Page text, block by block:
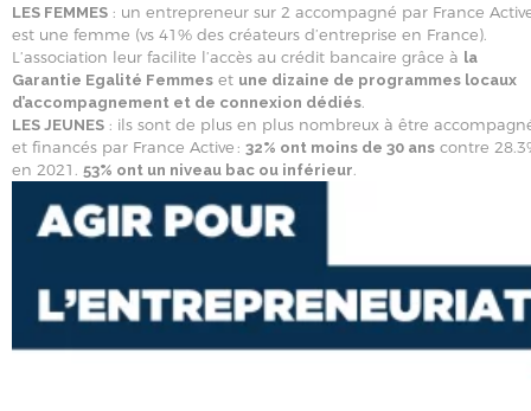
LES FEMMES : un entrepreneur sur 2 accompagné par France
est une femme (vs 41% des créateurs d’entreprise en France).
L’association leur facilite l’accès au crédit bancaire grâce à la
Garantie Egalité Femmes et une dizaine de programmes locaux
d’accompagnement et de connexion dédiés
LES JEUNES : ils sont de plus en plus nombreux à être
et financés par France Active : 32% ont moins de 30 ans contre
en 2021. 53% ont un niveau bac ou inférieur